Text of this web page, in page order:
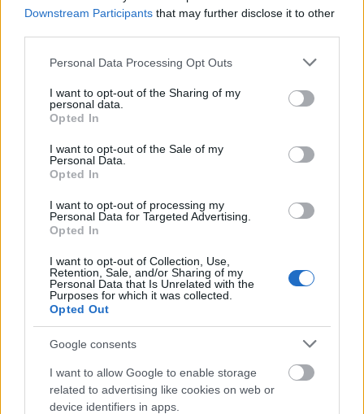
Downstream Participants that may further disclose it to other
Please note that this website/app uses one or more Google
not limited to your visit or usage behaviour. You may click to
grant or deny consent to Google and its third-party tags to
use your data for below specified purposes in below Google
consent section.
Personal Data Processing Opt Outs
I want to opt-out of the Sharing of my
personal data.
Opted In
I want to opt-out of the Sale of my
Personal Data.
Opted In
I want to opt-out of processing my
Personal Data for Targeted Advertising.
Opted In
I want to opt-out of Collection, Use,
Retention, Sale, and/or Sharing of my
Personal Data that Is Unrelated with the
Purposes for which it was collected.
Opted Out
Google consents
I want to allow Google to enable storage
related to advertising like cookies on web or
device identifiers in apps.
13 éve
Ja, csak az a baj, hogy nálunk mindent így javítanak.
Rive
13 éve
Bakker :-)Nem gondoltam vóna'...
Mielőtt beindulna a szokásos verkli:
- a kép kisérőszövege az eredeti poszt
kommentjeinek föggvényében értelmezendő
- eredendően utálom a 'frissen' divatba erőszakolt
térköves burkolatok jelen telepitési gyakorlatát,
miszerint:
- rakják mindenhova, ha kell, ha nem, ha szép, ha
nem, ha praktikus, ha nem.
Egy város nem effélétől szép, lakható, látogatható.